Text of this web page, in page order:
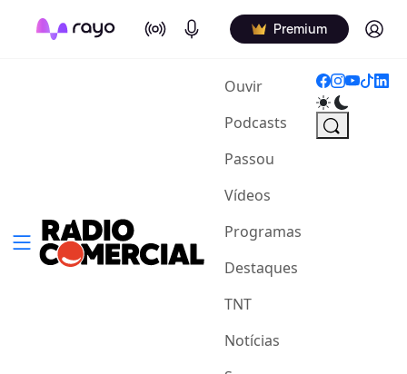
On Air Podcasts Premium Log in
Ouvir(current)
Podcasts
Passou
Vídeos
Programas
Destaques
TNT
Notícias